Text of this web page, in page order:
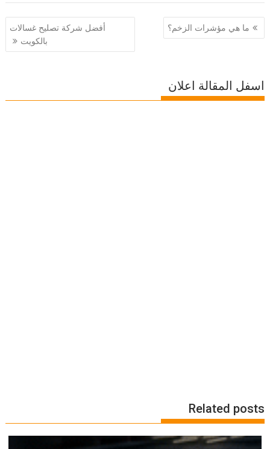
تصفّح
المقالات
ما هي مؤشرات الزخم؟
أفضل شركة تصليح غسالات
بالكويت
اسفل المقالة اعلان
Related posts